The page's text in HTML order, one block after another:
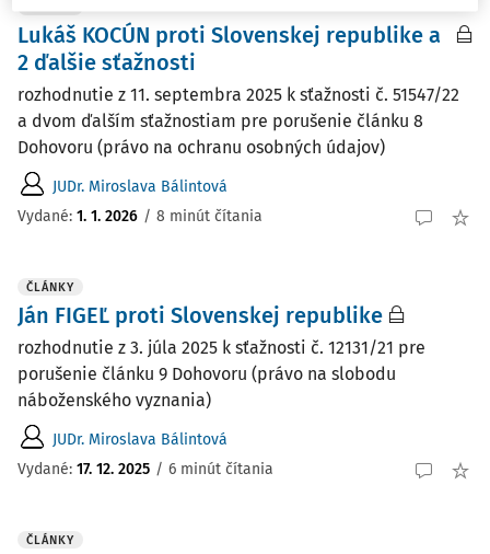
Lukáš KOCÚN proti Slovenskej republike a
2 ďalšie sťažnosti
rozhodnutie z 11. septembra 2025 k sťažnosti č. 51547/22
a dvom ďalším sťažnostiam pre porušenie článku 8
Dohovoru (právo na ochranu osobných údajov)
JUDr. Miroslava Bálintová
Vydané: 1. 1. 2026 / 8 minút čítania
ČLÁNKY
Ján FIGEĽ proti Slovenskej republike
rozhodnutie z 3. júla 2025 k sťažnosti č. 12131/21 pre
porušenie článku 9 Dohovoru (právo na slobodu
náboženského vyznania)
JUDr. Miroslava Bálintová
Vydané: 17. 12. 2025 / 6 minút čítania
ČLÁNKY